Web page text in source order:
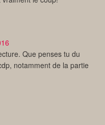
Que penses tu du
notamment de la partie